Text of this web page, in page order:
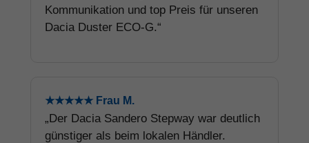
Kommunikation und top Preis für unseren
Dacia Duster ECO-G.“
★★★★★ Frau M.
„Der Dacia Sandero Stepway war deutlich
günstiger als beim lokalen Händler.